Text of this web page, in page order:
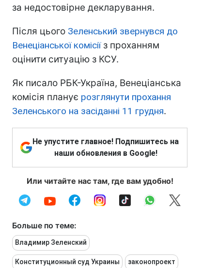
за недостовірне декларування.
Після цього Зеленський звернувся до
Венеціанської комісіїз проханням
оцінити ситуацію з КСУ.
Як писало РБК-Україна, Венеціанська
комісія планує розглянути прохання
Зеленського на засіданні 11 грудня.
Не упустите главное! Подпишитесь на
наши обновления в Google!
Или читайте нас там, где вам удобно!
Больше по теме:
Владимир Зеленский
Конституционный суд Украины законопроект